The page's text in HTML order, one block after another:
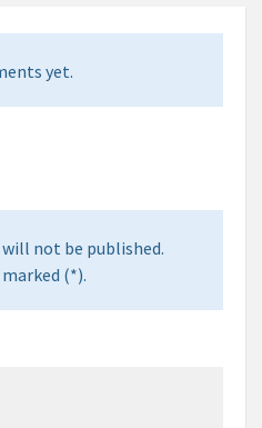
yet.
will not be published.
(*).